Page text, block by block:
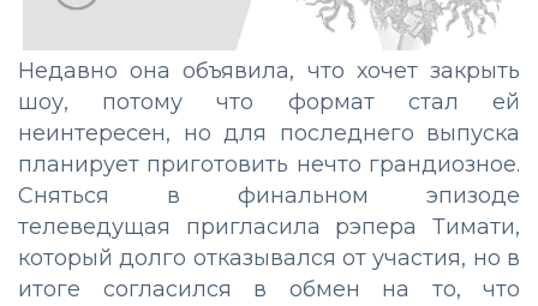
Недавно она объявила, что хочет закрыть
шоу, потому что формат стал ей
неинтересен, но для последнего выпуска
планирует приготовить нечто грандиозное.
Сняться в финальном эпизоде
телеведущая пригласила рэпера Тимати,
который долго отказывался от участия, но в
итоге согласился в обмен на то, что